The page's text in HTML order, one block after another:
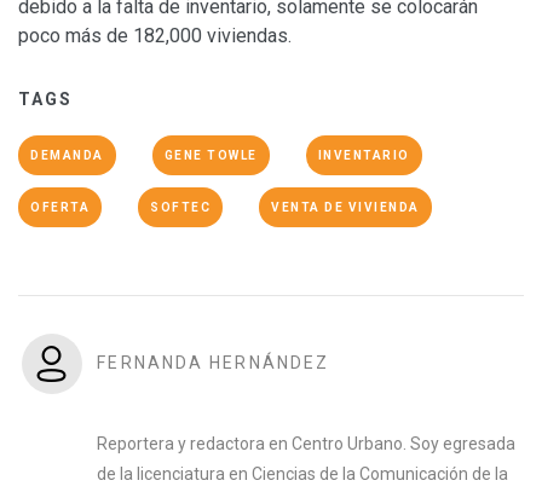
debido a la falta de inventario, solamente se colocarán
poco más de 182,000 viviendas.
TAGS
DEMANDA GENE TOWLE INVENTARIO
OFERTA SOFTEC VENTA DE VIVIENDA
FERNANDA HERNÁNDEZ
Reportera y redactora en Centro Urbano. Soy egresada
de la licenciatura en Ciencias de la Comunicación de la